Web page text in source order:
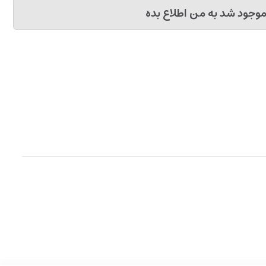
موجود شد به من اطلاع بده